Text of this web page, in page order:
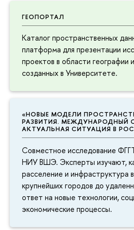
ГЕОПОРТАЛ
Каталог пространственных
платформа для презентации
проектов в области географии
созданных в Университете.
«НОВЫЕ МОДЕЛИ
РАЗВИТИЯ. МЕЖДУНАРОДНЫЙ
АКТУАЛЬНАЯ СИТУАЦИЯ В
Совместное исследование
НИУ ВШЭ. Эксперты изучают,
расселение и инфраструктура
крупнейших городов до
ответ на новые технологии,
экономические процессы.